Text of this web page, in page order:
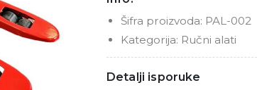
Šifra proizvoda: PAL-002
Kategorija: Ručni alati
Detalji isporuke